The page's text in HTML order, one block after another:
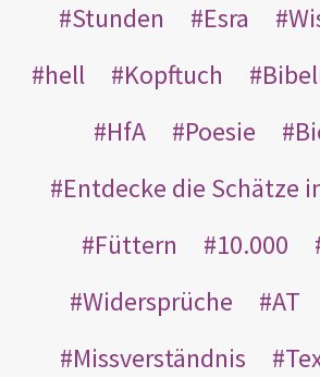
Stunden
Esra
hell
Kopftuch
HfA
Poesie
Entdecke die Schätze
Füttern
10.000
Widersprüche
AT
Missverständnis